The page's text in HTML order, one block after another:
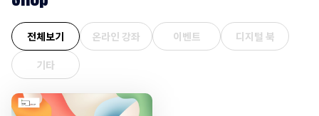
전체보기 온라인 강좌 이벤트
디지털 북
기타